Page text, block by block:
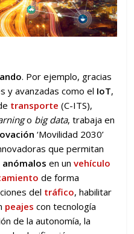
. Por ejemplo, gracias
y avanzadas como el IoT,
transporte (C-ITS),
o big data, trabaja en
‘Movilidad 2030’
que permitan
en unvehículo
de forma
del tráfico, habilitar
peajes con tecnología
de la autonomía, la